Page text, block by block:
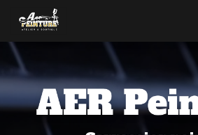
contenu
principal